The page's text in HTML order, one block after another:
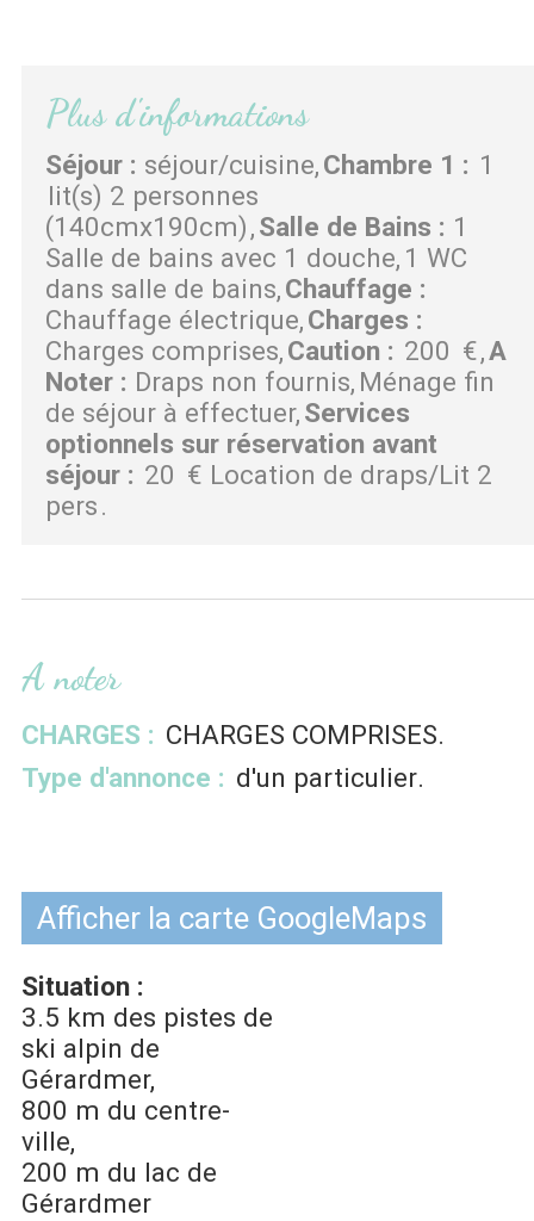
Plus d'informations
Séjour : séjour/cuisine Chambre 1 : 1
lit(s) 2 personnes
(140cmx190cm) Salle de Bains : 1
Salle de bains avec 1 douche 1 WC
dans salle de bains Chauffage :
Chauffage électrique Charges :
Charges comprises Caution : 200 € A
Noter : Draps non fournis Ménage fin
de séjour à effectuer Services
optionnels sur réservation avant
séjour : 20 € Location de draps/Lit 2
pers
A noter
CHARGES : CHARGES COMPRISES
Type d'annonce : d'un particulier
Afficher la carte GoogleMaps
Situation :
3.5 km des pistes de
ski alpin de
Gérardmer
800 m du centre-
ville
200 m du lac de
Gérardmer